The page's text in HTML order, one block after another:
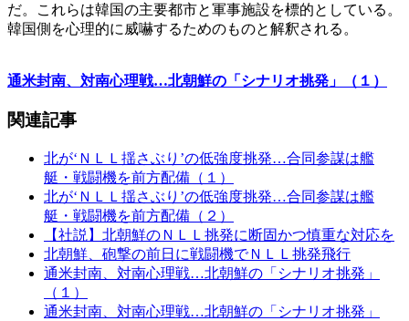
だ。これらは韓国の主要都市と軍事施設を標的としている。
韓国側を心理的に威嚇するためのものと解釈される。
通米封南、対南心理戦…北朝鮮の「シナリオ挑発」（１）
関連記事
北が‘ＮＬＬ揺さぶり’の低強度挑発…合同参謀は艦
艇・戦闘機を前方配備（１）
北が‘ＮＬＬ揺さぶり’の低強度挑発…合同参謀は艦
艇・戦闘機を前方配備（２）
【社説】北朝鮮のＮＬＬ挑発に断固かつ慎重な対応を
北朝鮮、砲撃の前日に戦闘機でＮＬＬ挑発飛行
通米封南、対南心理戦…北朝鮮の「シナリオ挑発」
（１）
通米封南、対南心理戦…北朝鮮の「シナリオ挑発」